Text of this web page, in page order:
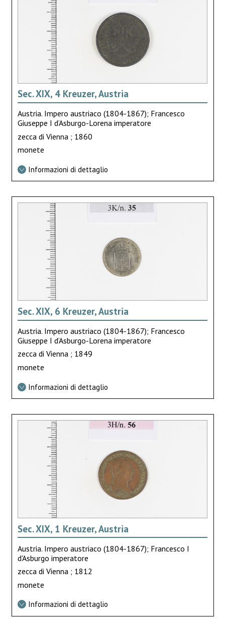
Sec. XIX, 4 Kreuzer, Austria
Austria. Impero austriaco (1804-1867); Francesco
Giuseppe I d’Asburgo-Lorena imperatore
zecca di Vienna ; 1860
monete
Informazioni di dettaglio
Sec. XIX, 6 Kreuzer, Austria
Austria. Impero austriaco (1804-1867); Francesco
Giuseppe I d’Asburgo-Lorena imperatore
zecca di Vienna ; 1849
monete
Informazioni di dettaglio
Sec. XIX, 1 Kreuzer, Austria
Austria. Impero austriaco (1804-1867); Francesco I
d'Asburgo imperatore
zecca di Vienna ; 1812
monete
Informazioni di dettaglio